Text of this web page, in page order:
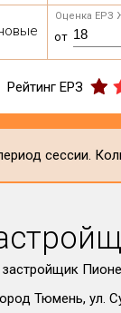
Оценка ЕРЗ
от
Рейтинг ЕРЗ
сессии.
Тюмень, ул.